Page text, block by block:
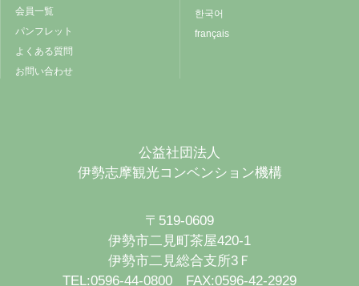
会員一覧
パンフレット
よくある質問
お問い合わせ
한국어
français
公益社団法人
伊勢志摩観光コンベンション機構
〒519-0609
伊勢市二見町茶屋420-1
伊勢市二見総合支所3Ｆ
TEL:0596-44-0800 FAX:0596-42-2929